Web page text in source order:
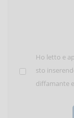
Ho letto e
sto
diffamante